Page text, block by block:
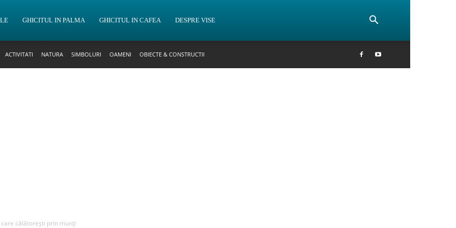
GHICITUL IN PALMA GHICITUL IN CAFEA DESPRE VISE
ACTIVITATI NATURA SIMBOLURI OAMENI OBIECTE & CONSTRUCTII
călătorești prin munți